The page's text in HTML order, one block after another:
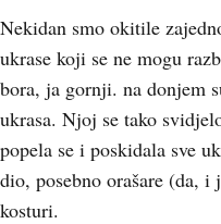
Nekidan smo okitile
ukrase koji se ne mogu
bora, ja gornji. na donjem
ukrasa. Njoj se tako
popela se i poskidala sve
dio, posebno orašare (da, i
kosturi.